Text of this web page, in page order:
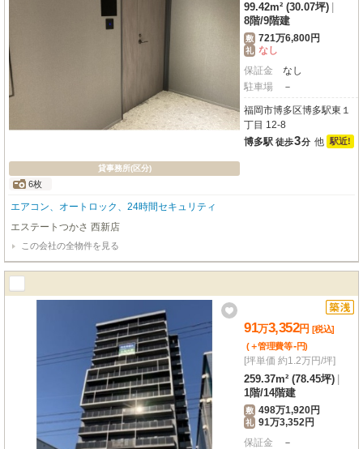
貸事務所(区分)
6枚
99.42m² (30.07坪)
8階/9階建
敷 721万6,800円
礼 なし
保証金
なし
駐車場
－
福岡市博多区博多駅東１
丁目 12-8
博多駅 徒歩3分 他 駅近!
エアコン、オートロック、24時間セキュリティ
エステートつかさ 西新店
この会社の全物件を見る
91万3,352円 [税込]
(＋管理費等-円)
[坪単価 約1.2万円/坪]
259.37m² (78.45坪)
1階/14階建
敷 498万1,920円
礼 91万3,352円
保証金
－